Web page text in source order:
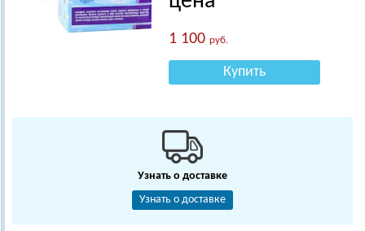
1 100руб.
Купить
Узнать о доставке
Узнать о доставке